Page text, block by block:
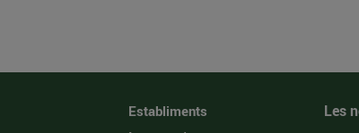
Establiments
Les